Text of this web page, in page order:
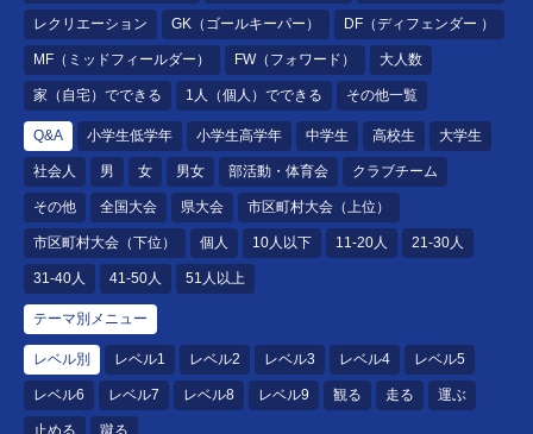
レクリエーション GK（ゴールキーパー） DF（ディフェンダー ）
MF（ミッドフィールダー） FW（フォワード） 大人数
家（自宅）でできる 1人（個人）でできる その他一覧
Q&A 小学生低学年 小学生高学年 中学生 高校生 大学生
社会人 男 女 男女 部活動・体育会 クラブチーム
その他 全国大会 県大会 市区町村大会（上位）
市区町村大会（下位） 個人 10人以下 11-20人 21-30人
31-40人 41-50人 51人以上
テーマ別メニュー
レベル別 レベル1 レベル2 レベル3 レベル4 レベル5
レベル6 レベル7 レベル8 レベル9 観る 走る 運ぶ
止める 蹴る